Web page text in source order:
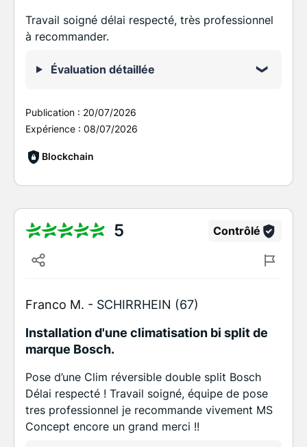
Travail soigné délai respecté, très professionnel
à recommander.
Évaluation détaillée
Publication : 20/07/2026
Expérience : 08/07/2026
Blockchain
5 Contrôlé
Franco M. - SCHIRRHEIN (67)
Installation d'une climatisation bi split de
marque Bosch.
Pose d’une Clim réversible double split Bosch
Délai respecté ! Travail soigné, équipe de pose
tres professionnel je recommande vivement MS
Concept encore un grand merci !!